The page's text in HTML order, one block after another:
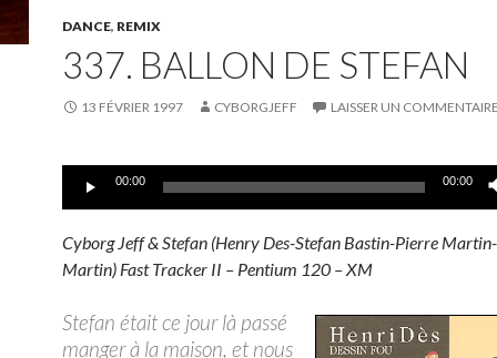
DANCE, REMIX
337. BALLON DE STEFAN
13 FÉVRIER 1997 CYBORGJEFF LAISSER UN
Lecteur00:00 00:00
Cyborg Jeff & Stefan (Henry Des-Stefan Bastin-Pierre
Martin) Fast Tracker II – Pentium 120 – XM
Stefan était ce jour là passé
manger à la maison, et nous